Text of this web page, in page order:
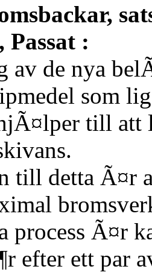
:
av de nya
som
till att
till detta Ã¤r
process Ã¤r
efter ett par